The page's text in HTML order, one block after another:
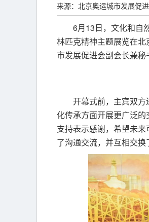
来源：北京奥运城市发展促
6月13日，文化和自
林匹克精神主题展览在
市发展促进会副会长兼秘
开幕式前，主宾双方
化传承方面开展更广泛
支持表示感谢，希望未
了沟通交流，并互相交换